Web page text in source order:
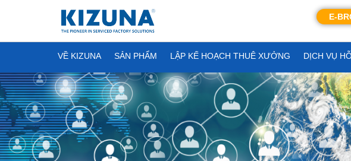
E-
VỀ KIZUNA SẢN PHẨM LẬP KẾ HOẠCH THUÊ XƯỞNG DỊCH VỤ